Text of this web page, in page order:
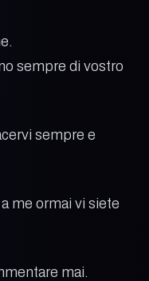
sempre di vostro
sempre e
me ormai vi siete
mai.